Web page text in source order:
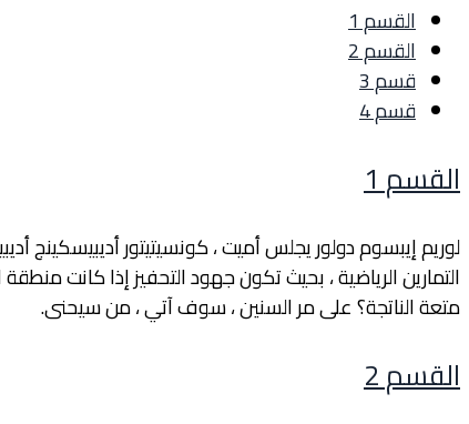
القسم 1
القسم 2
قسم 3
قسم 4
القسم 1
لوريم إيبسوم دولور يجلس أميت ، كونسيتيتور
التمارين الرياضية ، بحيث تكون جهود التحفيز إذا كانت
متعة الناتجة؟ على مر السنين ، سوف آتي ، من سيحنى.
القسم 2